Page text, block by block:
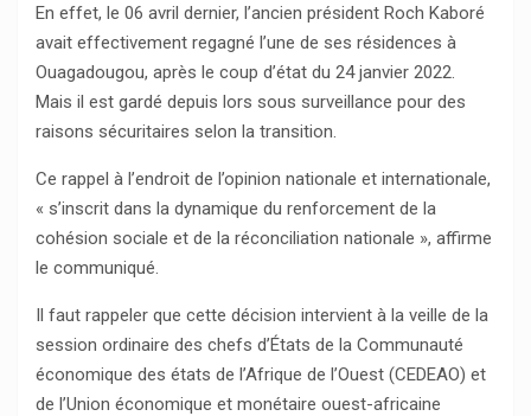
En effet, le 06 avril dernier, l’ancien président Roch Kaboré
avait effectivement regagné l’une de ses résidences à
Ouagadougou, après le coup d’état du 24 janvier 2022.
Mais il est gardé depuis lors sous surveillance pour des
raisons sécuritaires selon la transition.
Ce rappel à l’endroit de l’opinion nationale et internationale,
« s’inscrit dans la dynamique du renforcement de la
cohésion sociale et de la réconciliation nationale », affirme
le communiqué.
Il faut rappeler que cette décision intervient à la veille de la
session ordinaire des chefs d’États de la Communauté
économique des états de l’Afrique de l’Ouest (CEDEAO) et
de l’Union économique et monétaire ouest-africaine